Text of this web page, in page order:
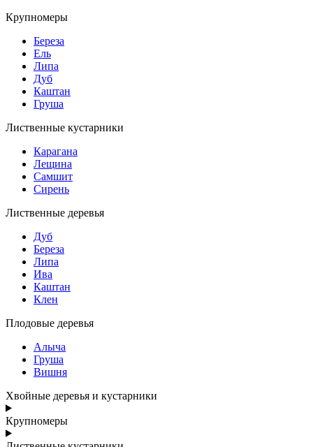
Крупномеры
Береза
Ель
Липа
Дуб
Каштан
Груша
Лиственные кустарники
Карагана
Лещина
Самшит
Сирень
Лиственные деревья
Дуб
Береза
Липа
Ива
Каштан
Клен
Плодовые деревья
Алыча
Груша
Вишня
Хвойные деревья и кустарники
Крупномеры